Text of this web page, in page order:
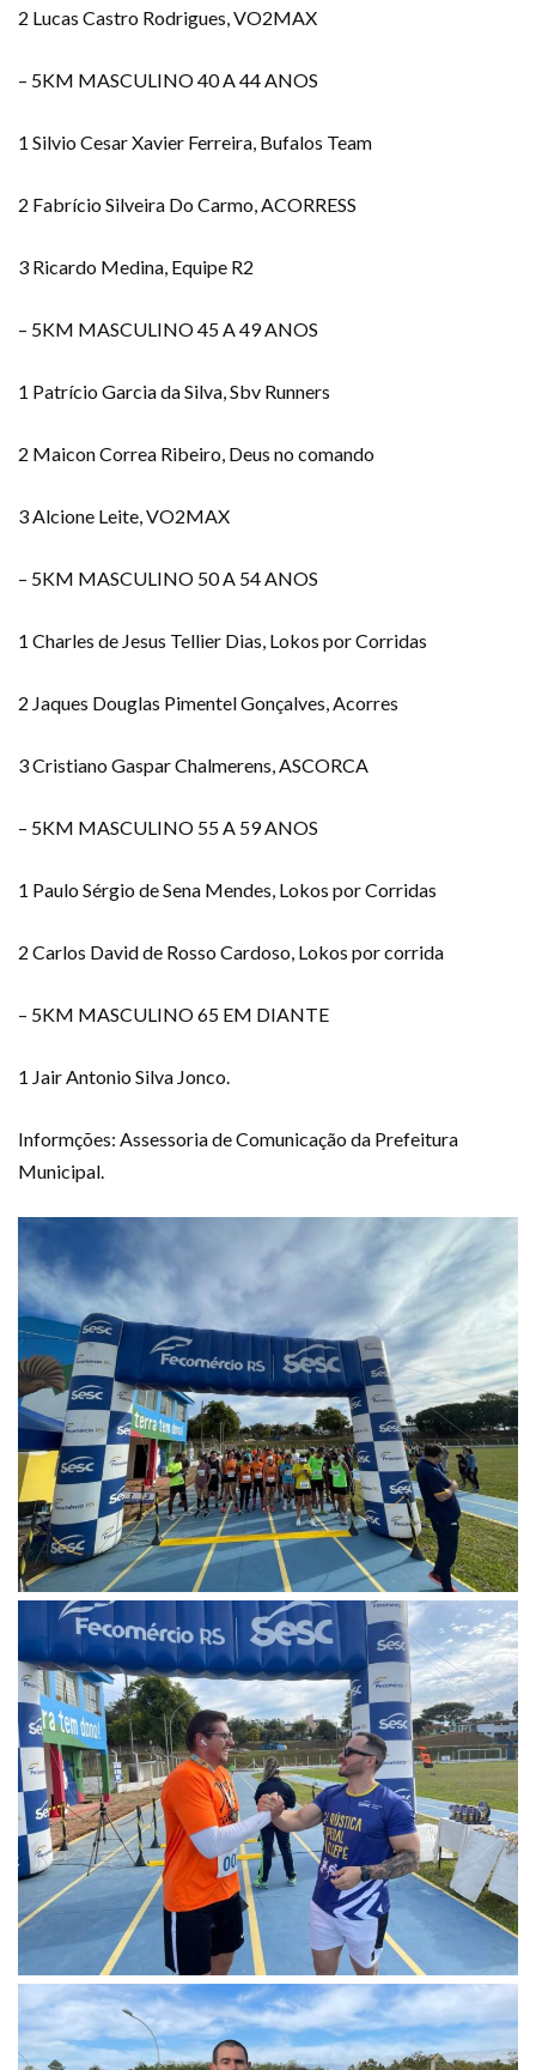
2 Lucas Castro Rodrigues, VO2MAX
– 5KM MASCULINO 40 A 44 ANOS
1 Silvio Cesar Xavier Ferreira, Bufalos Team
2 Fabrício Silveira Do Carmo, ACORRESS
3 Ricardo Medina, Equipe R2
– 5KM MASCULINO 45 A 49 ANOS
1 Patrício Garcia da Silva, Sbv Runners
2 Maicon Correa Ribeiro, Deus no comando
3 Alcione Leite, VO2MAX
– 5KM MASCULINO 50 A 54 ANOS
1 Charles de Jesus Tellier Dias, Lokos por Corridas
2 Jaques Douglas Pimentel Gonçalves, Acorres
3 Cristiano Gaspar Chalmerens, ASCORCA
– 5KM MASCULINO 55 A 59 ANOS
1 Paulo Sérgio de Sena Mendes, Lokos por Corridas
2 Carlos David de Rosso Cardoso, Lokos por corrida
– 5KM MASCULINO 65 EM DIANTE
1 Jair Antonio Silva Jonco.
Informções: Assessoria de Comunicação da Prefeitura
Municipal.